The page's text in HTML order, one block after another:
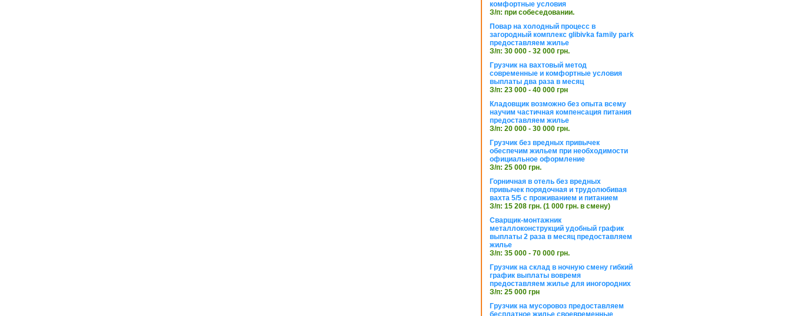
комфортные условия
З/п: при собеседовании.
Повар на холодный процесс в
загородный комплекс glibivka family park
предоставляем жилье
З/п: 30 000 - 32 000 грн.
Грузчик на вахтовый метод
современные и комфортные условия
выплаты два раза в месяц
З/п: 23 000 - 40 000 грн
Кладовщик возможно без опыта всему
научим частичная компенсация питания
предоставляем жилье
З/п: 20 000 - 30 000 грн.
Грузчик без вредных привычек
обеспечим жильем при необходимости
официальное оформление
З/п: 25 000 грн.
Горничная в отель без вредных
привычек порядочная и трудолюбивая
вахта 5/5 с проживанием и питанием
З/п: 15 208 грн. (1 000 грн. в смену)
Сварщик-монтажник
металлоконструкций удобный график
выплаты 2 раза в месяц предоставляем
жилье
З/п: 35 000 - 70 000 грн.
Грузчик на склад в ночную смену гибкий
график выплаты вовремя
предоставляем жилье для иногородних
З/п: 25 000 грн
Грузчик на мусоровоз предоставляем
бесплатное жилье своевременные